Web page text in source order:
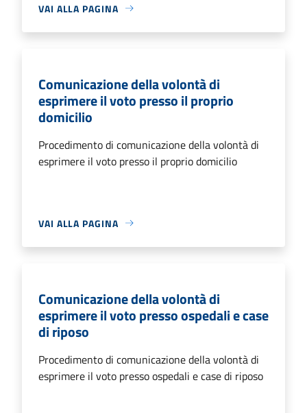
VAI ALLA PAGINA
Comunicazione della volontà di
esprimere il voto presso il proprio
domicilio
Procedimento di comunicazione della volontà di
esprimere il voto presso il proprio domicilio
VAI ALLA PAGINA
Comunicazione della volontà di
esprimere il voto presso ospedali e case
di riposo
Procedimento di comunicazione della volontà di
esprimere il voto presso ospedali e case di riposo